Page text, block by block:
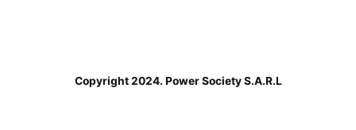
Copyright 2024. Power Society S.A.R.L